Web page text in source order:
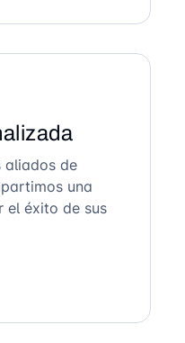
aliados de
una
el éxito de sus